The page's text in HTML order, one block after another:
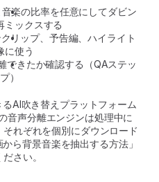
楽の比率を任意にしてダビン
ミックスする
リップ、予告編、ハイライト
に使う
できたか確認する（QAステッ
プ）
AI吹き替えプラットフォーム
音声分離エンジンは処理中に
れぞれを個別にダウンロード
ら背景音楽を抽出する方法」
さい。